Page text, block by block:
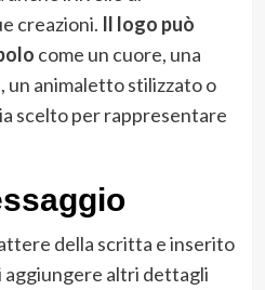
creazioni. Il logo può
come un cuore, una
un animaletto stilizzato o
scelto per rappresentare
della scritta e inserito
aggiungere altri dettagli